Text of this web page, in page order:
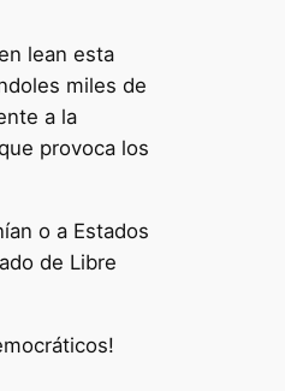
lean esta
miles de
a la
provoca los
o a Estados
de Libre